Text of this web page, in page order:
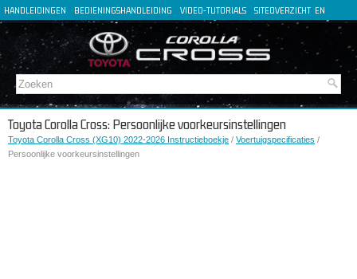
HANDLEIDINGEN BEDIENINGSHANDLEIDING VIDEO-TUTORIALS SITEOVERZICHT EN
FR
DE
IT
Toyota Corolla Cross: Persoonlijke voorkeursinstellingen
Toyota Corolla Cross (XG10) 2022-2026 Instructieboekje / Voertuigspecificaties /
Persoonlijke voorkeursinstellingen